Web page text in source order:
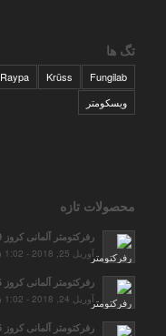
تگ ها
Fungilab
Krüss
Raypa
ویسکومتر
محصولات تازه
رفرکتومتر آلمانی کروز DR101-60
آوریل 25, 2018 - 1:02 ق.ظ
رفرکتومتر آلمانی کروز DR201-95
آوریل 24, 2018 - 1:02 ق.ظ
رفرکتومتر آلمانی کروز DR301-95